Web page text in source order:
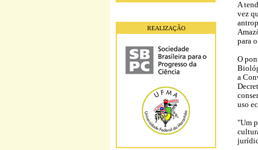
REALIZAÇÃO
A
vez
para
O
a
uso
"Um